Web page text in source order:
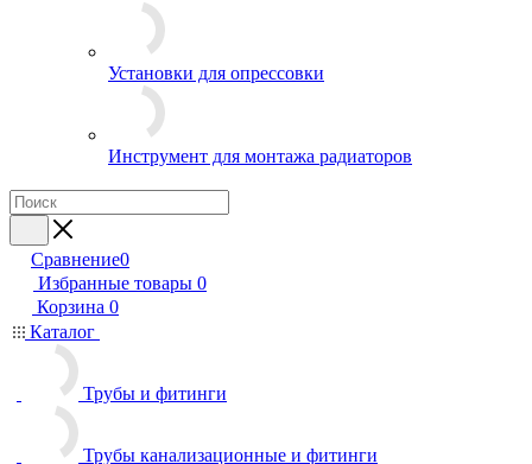
Установки для опрессовки
Инструмент для монтажа радиаторов
Сравнение0
Избранные товары 0
Корзина 0
Каталог
Трубы и фитинги
Трубы канализационные и фитинги